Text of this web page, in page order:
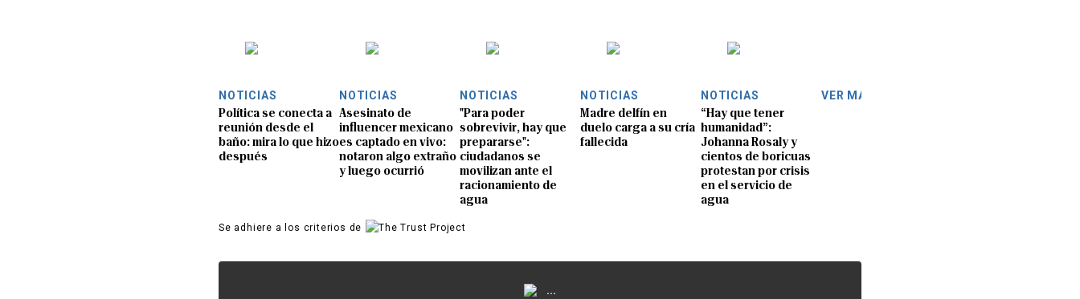
NOTICIAS
Política se conecta a
reunión desde el
baño: mira lo que hizo
después
NOTICIAS
Asesinato de
influencer mexicano
es captado en vivo:
notaron algo extraño
y luego ocurrió
NOTICIAS
"Para poder
sobrevivir, hay que
prepararse":
ciudadanos se
movilizan ante el
racionamiento de
agua
NOTICIAS
Madre delfín en
duelo carga a su cría
fallecida
NOTICIAS
“Hay que tener
humanidad”:
Johanna Rosaly y
cientos de boricuas
protestan por crisis
en el servicio de
agua
VER MÁS
Se adhiere a los criterios de
...